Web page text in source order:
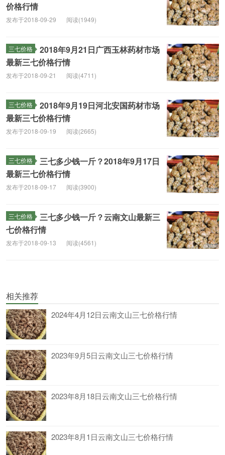
价格行情
发布于2018-09-29 阅读(1949)
三七价格
2018年9月21日广西玉林药材市场
最新三七价格行情
发布于2018-09-21 阅读(4711)
三七价格
2018年9月19日河北安国药材市场
最新三七价格行情
发布于2018-09-19 阅读(2665)
三七价格
三七多少钱一斤？2018年9月17日
最新三七价格行情
发布于2018-09-17 阅读(3900)
三七价格
三七多少钱一斤？云南文山最新三
七价格行情
发布于2018-09-13 阅读(4561)
相关推荐
2024年4月12日云南文山三七价格行情
2023年9月5日云南文山三七价格行情
2023年8月18日云南文山三七价格行情
2023年8月1日云南文山三七价格行情